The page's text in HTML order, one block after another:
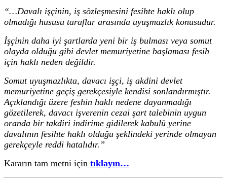
“…Davalı işçinin, iş sözleşmesini fesihte haklı olup
olmadığı hususu taraflar arasında uyuşmazlık konusudur.
İşçinin daha iyi şartlarda yeni bir iş bulması veya somut
olayda olduğu gibi devlet memuriyetine başlaması fesih
için haklı neden değildir.
Somut uyuşmazlıkta, davacı işçi, iş akdini devlet
memuriyetine geçiş gerekçesiyle kendisi sonlandırmıştır.
Açıklandığı üzere feshin haklı nedene dayanmadığı
gözetilerek, davacı işverenin cezai şart talebinin uygun
oranda bir takdiri indirime gidilerek kabulü yerine
davalının fesihte haklı olduğu şeklindeki yerinde olmayan
gerekçeyle reddi hatalıdır.”
Kararın tam metni için tıklayın…